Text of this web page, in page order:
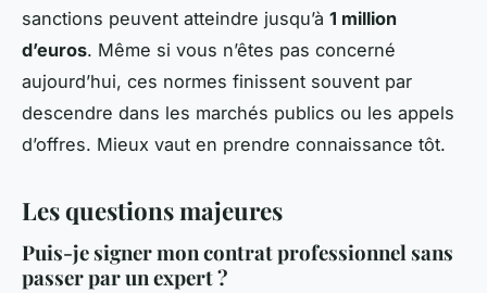
sanctions peuvent atteindre jusqu’à 1 million
d’euros. Même si vous n’êtes pas concerné
aujourd’hui, ces normes finissent souvent par
descendre dans les marchés publics ou les appels
d’offres. Mieux vaut en prendre connaissance tôt.
Les questions majeures
Puis-je signer mon contrat professionnel sans
passer par un expert ?